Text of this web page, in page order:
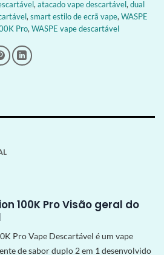
, atacado vape descartável, dual
, smart estilo de ecrã vape, WASPE
Pro, WASPE vape descartável
100K Pro Visão geral do
Pro Vape Descartável é um vape
de sabor duplo 2 em 1 desenvolvido